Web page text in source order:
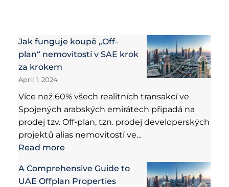
Jak funguje koupě „Off-
plan“ nemovitostí v SAE krok
za krokem
April 1, 2024
Více než 60% všech realitních transakcí ve
Spojených arabských emirátech připadá na
prodej tzv. Off-plan, tzn. prodej developerských
projektů alias nemovitostí ve…
Read more
A Comprehensive Guide to
UAE Offplan Properties